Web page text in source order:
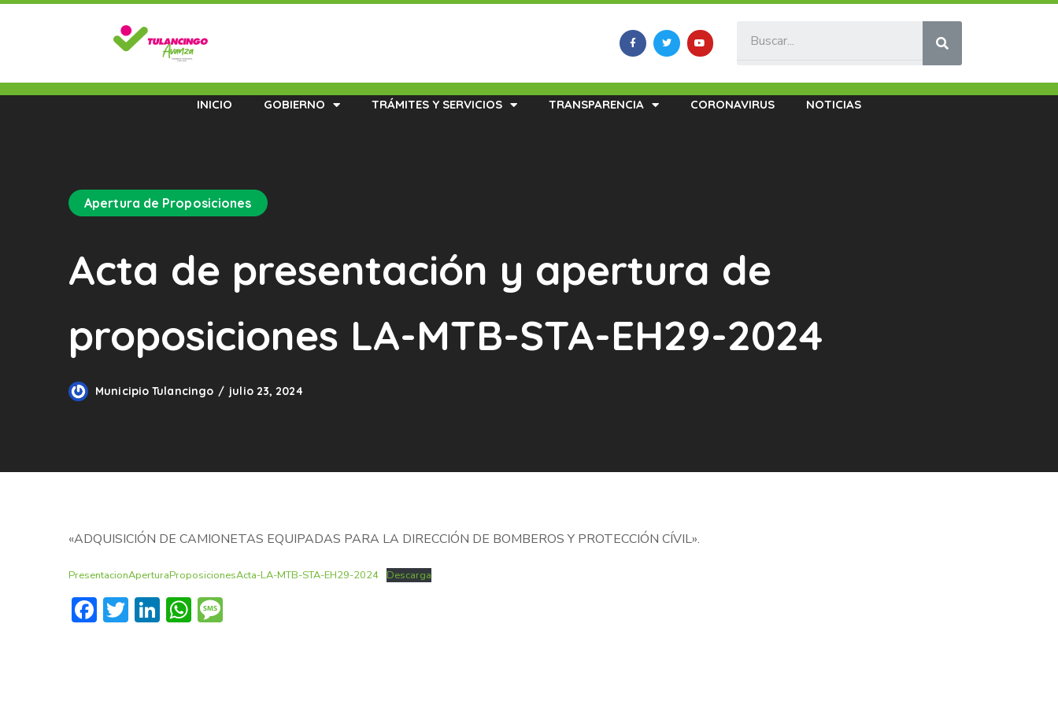
INICIO GOBIERNO TRÁMITES Y SERVICIOS TRANSPARENCIA CORONAVIRUS NOTICIAS
Apertura de Proposiciones
Acta de presentación y apertura de
proposiciones LA-MTB-STA-EH29-2024
Municipio Tulancingo julio 23, 2024
«ADQUISICIÓN DE CAMIONETAS EQUIPADAS PARA LA DIRECCIÓN DE BOMBEROS Y PROTECCIÓN CÍVIL».
PresentacionAperturaProposicionesActa-LA-MTB-STA-EH29-2024 Descarga
Facebook
Twitter
LinkedIn
WhatsApp